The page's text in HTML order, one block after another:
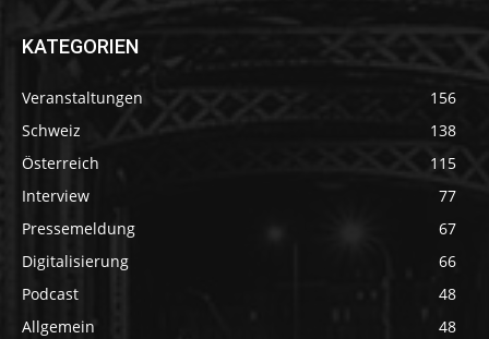
KATEGORIEN
Veranstaltungen
156
Schweiz
138
Österreich
115
Interview
77
Pressemeldung
67
Digitalisierung
66
Podcast
48
Allgemein
48